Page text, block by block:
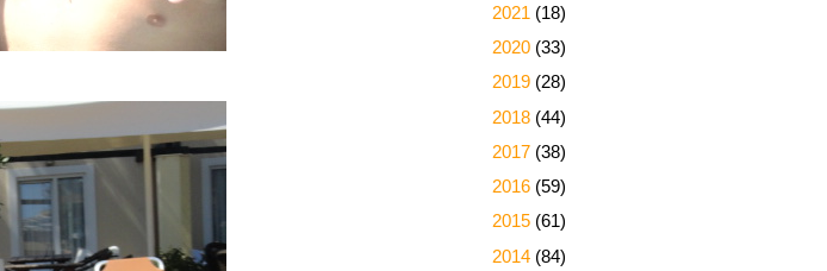
2021 (18)
2020 (33)
2019 (28)
2018 (44)
2017 (38)
2016 (59)
2015 (61)
2014 (84)